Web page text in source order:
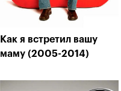
Как я встретил вашу
маму (2005-2014)